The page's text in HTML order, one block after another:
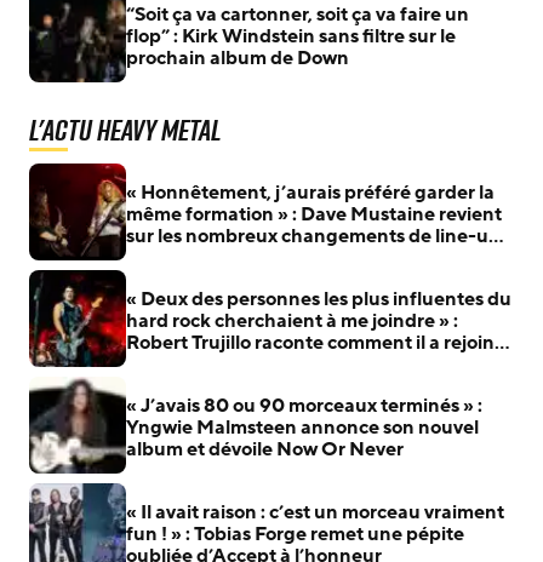
“Soit ça va cartonner, soit ça va faire un
flop” : Kirk Windstein sans filtre sur le
prochain album de Down
L'actu Heavy Metal
« Honnêtement, j’aurais préféré garder la
même formation » : Dave Mustaine revient
sur les nombreux changements de line-up
« Deux des personnes les plus influentes du
hard rock cherchaient à me joindre » :
Robert Trujillo raconte comment il a rejoint
« J’avais 80 ou 90 morceaux terminés » :
Yngwie Malmsteen annonce son nouvel
album et dévoile Now Or Never
« Il avait raison : c’est un morceau vraiment
fun ! » : Tobias Forge remet une pépite
oubliée d’Accept à l’honneur